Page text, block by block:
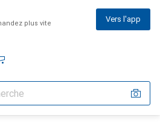
plus vite Vers l'app